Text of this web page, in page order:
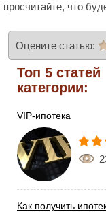
просчитайте, что
Оцените статью:
Топ 5 статей
категории:
VIP-ипотека
Как получить